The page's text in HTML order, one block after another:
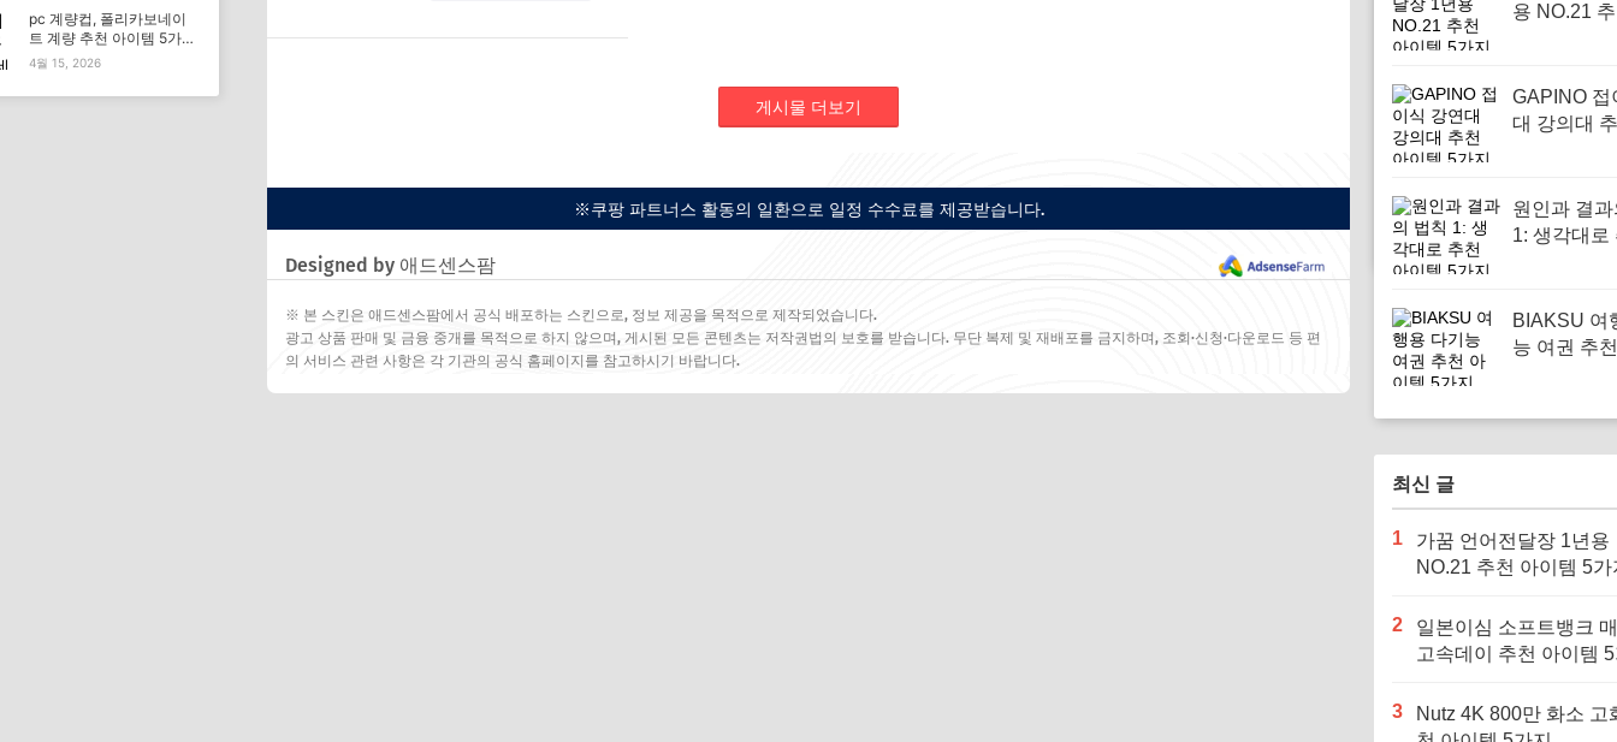
게시물 더보기
※쿠팡 파트너스 활동의 일환으로 일정 수수료를 제공받습니다.
Designed by 애드센스팜
※ 본 스킨은 애드센스팜에서 공식 배포하는 스킨으로, 정보 제공을 목적으로 제작되었습니다.
광고 상품 판매 및 금융 중개를 목적으로 하지 않으며, 게시된 모든 콘텐츠는 저작권법의 보호를 받습니다. 무단 복제 및 재배포를 금지하며, 조회·신청·다운로드 등 편
의 서비스 관련 사항은 각 기관의 공식 홈페이지를 참고하시기 바랍니다.
용 NO.21
GAPINO 접
대 강의대
원인과 결
1: 생각대로
BIAKSU 여
능 여권 추
최신 글
1
가꿈 언어전달장 1년용
NO.21 추천 아이템 5가
2
일본이심 소프트뱅크
고속데이 추천 아이템
3
Nutz 4K 800만 화소 고
pc 계량컵, 폴리카보네이
트 계량 추천 아이템 5가
지
4월 15, 2026